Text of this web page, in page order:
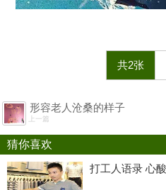
共2张
形容老人沧桑的样子
上一篇
猜你喜欢
打工人语录 心